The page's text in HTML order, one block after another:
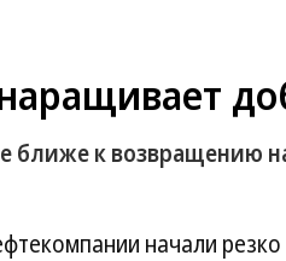
ближе к возвращению
начали